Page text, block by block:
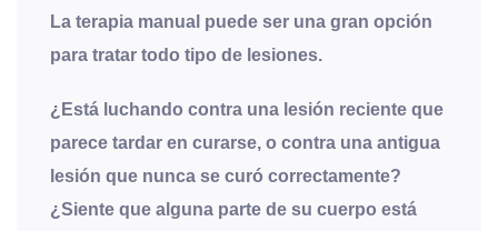
La terapia manual puede ser una gran opción
para tratar todo tipo de lesiones.
¿Está luchando contra una lesión reciente que
parece tardar en curarse, o contra una antigua
lesión que nunca se curó correctamente?
¿Siente que alguna parte de su cuerpo está